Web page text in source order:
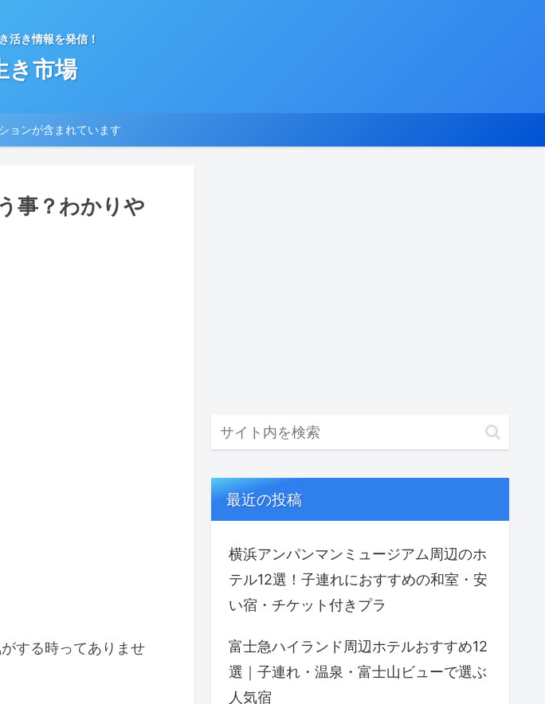
活き情報を発信！
き市場
ョンが含まれています
事？わかりや
する時ってありませ
最近の投稿
横浜アンパンマンミュージアム周辺のホ
テル12選！子連れにおすすめの和室・安
い宿・チケット付きプラ
富士急ハイランド周辺ホテルおすすめ12
選｜子連れ・温泉・富士山ビューで選ぶ
人気宿